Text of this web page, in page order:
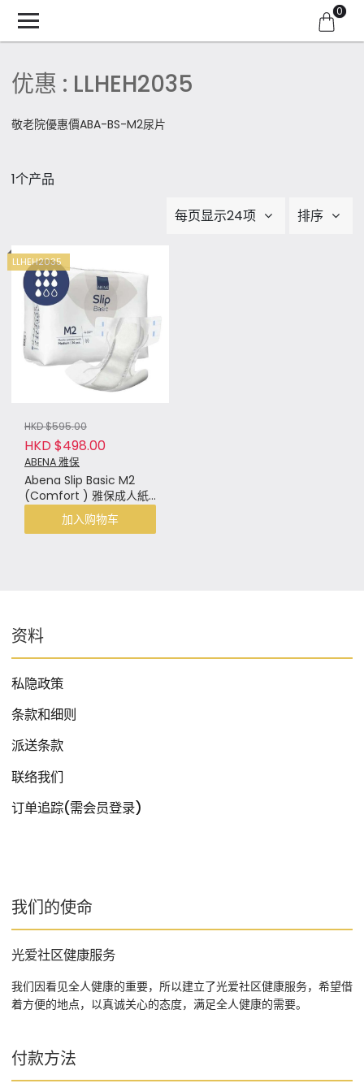
0
优惠 : LLHEH2035
敬老院優惠價ABA-BS-M2尿片
1个产品
排序
每页显示24项
LLHEH2035
HKD $595.00
HKD $498.00
ABENA 雅保
Abena Slip Basic M2
(Comfort ) 雅保成人紙
尿片中碼 M2 (原箱4包
加入购物车
资料
私隐政策
条款和细则
派送条款
联络我们
订单追踪(需会员登录)
我们的使命
光爱社区健康服务
我们因看见全人健康的重要，所以建立了光爱社区健康服务，希望借
着方便的地点，以真诚关心的态度，满足全人健康的需要。
付款方法